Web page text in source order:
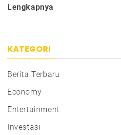
Lengkapnya
KATEGORI
Berita Terbaru
Economy
Entertainment
Investasi